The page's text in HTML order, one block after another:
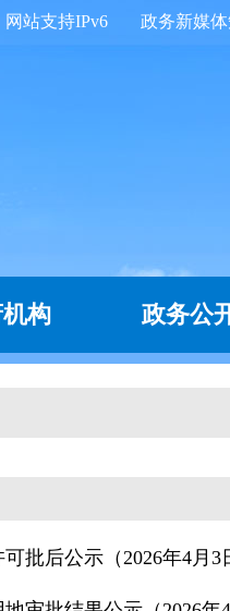
政务新媒
网站支持IPv6
构 政务公
批后公示（2026年4月3